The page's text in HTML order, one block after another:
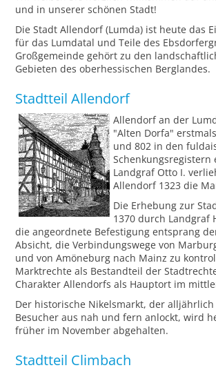
und in unserer schönen Stadt!
Die Stadt Allendorf (Lumda) ist heute das
für das Lumdatal und Teile des
Großgemeinde gehört zu den
Gebieten des oberhessischen Berglandes.
Stadtteil Allendorf
Allendorf an der
"Alten Dorfa"
und 802 in den
Schenkungsregistern
Landgraf Otto I.
Allendorf 1323 die
Die Erhebung zur
1370 durch Landgraf
die angeordnete Befestigung entsprang
Absicht, die Verbindungswege von
und von Amöneburg nach Mainz zu
Marktrechte als Bestandteil der
Charakter Allendorfs als Hauptort im
Der historische Nikelsmarkt, der alljährlich
Besucher aus nah und fern anlockt, wird
früher im November abgehalten.
Stadtteil Climbach